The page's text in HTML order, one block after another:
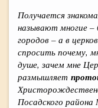
Получается
называют многие –
городов – а в
спросить почему,
душе, зачем мне
размышляет
Посадского района